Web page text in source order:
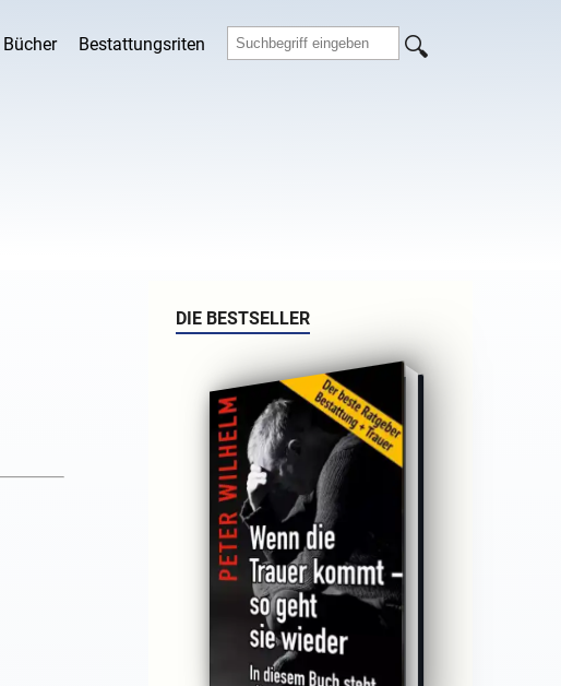
Bücher Bestattungsriten
DIE BESTSELLER